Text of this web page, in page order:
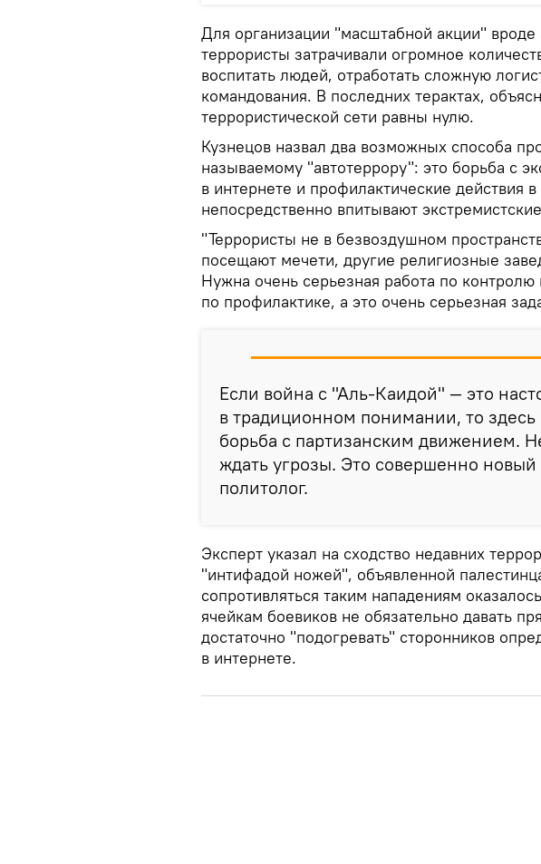
Для организации "масштабной акции"
террористы затрачивали огромное
воспитать людей, отработать сложную
командования. В последних терактах,
террористической сети равны нулю.
Кузнецов назвал два возможных способа
называемому "автотеррору": это борьба с
в интернете и профилактические действия
непосредственно впитывают
"Террористы не в безвоздушном
посещают мечети, другие религиозные
Нужна очень серьезная работа по контролю
по профилактике, а это очень серьезная
Если война с "Аль-Каидой" — это
в традиционном понимании, то здесь
борьба с партизанским движением.
ждать угрозы. Это совершенно
политолог.
Эксперт указал на сходство недавних
"интифадой ножей", объявленной
сопротивляться таким нападениям
ячейкам боевиков не обязательно давать
достаточно "подогревать" сторонников
в интернете.